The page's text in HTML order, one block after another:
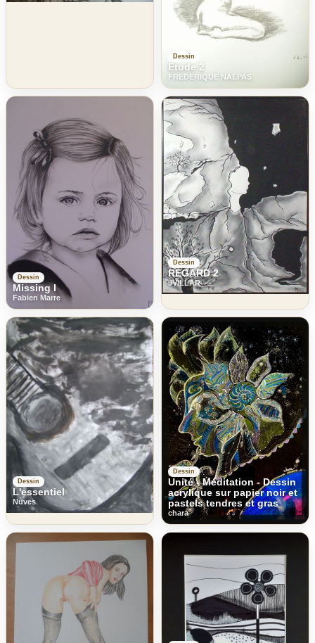
Dessin
Etude 2
FREDERIQUE NALPAS
Dessin
Missing I
Fabien Marre
Dessin
REGARD 2
JVILLAR
Dessin
L'essentiel
Nuves
Dessin
Unité - Méditation - Dessin
acrylique sur papier noir et
pastels tendres et gras
chara